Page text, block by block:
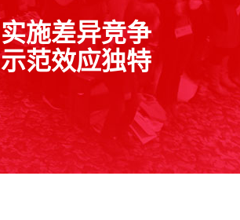
实施差异竞争
示范效应独特